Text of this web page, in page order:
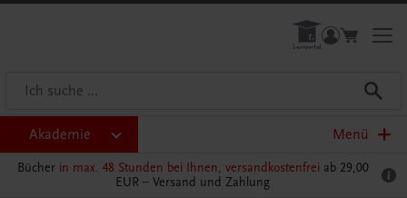
Akademie Menü
Bücher in max. 48 Stunden bei Ihnen, versandkostenfrei ab 29,00
EUR – Versand und Zahlung